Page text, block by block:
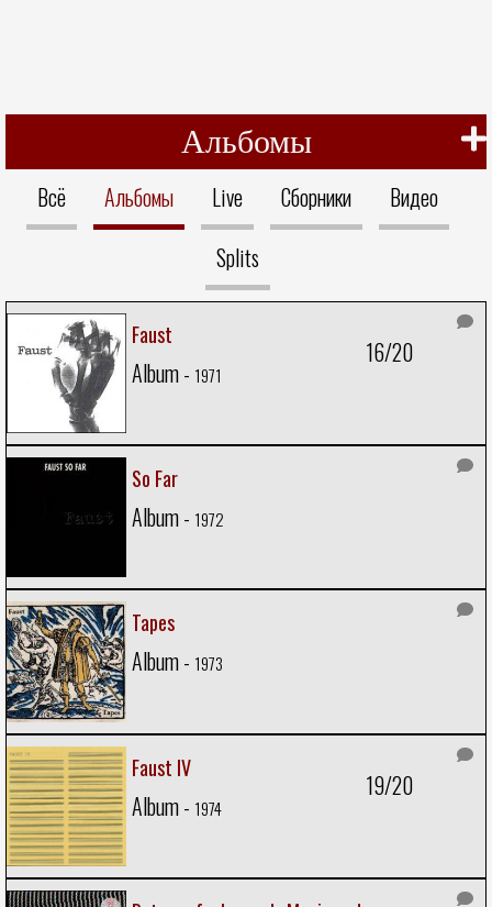
Альбомы
Всё Альбомы Live Сборники
Видео
Splits
Faust
Album - 1971
16/20
So Far
Album - 1972
Tapes
Album - 1973
Faust IV
Album - 1974
19/20